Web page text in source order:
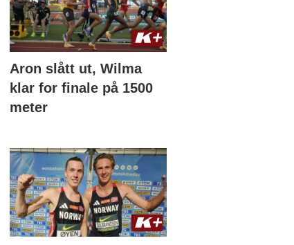
Aron slått ut, Wilma
klar for finale på 1500
meter